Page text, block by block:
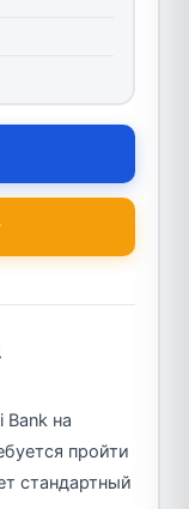
на
пройти
стандартный